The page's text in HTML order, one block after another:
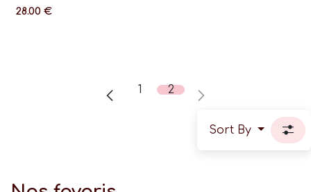
28.00 €
1 2
Sort By